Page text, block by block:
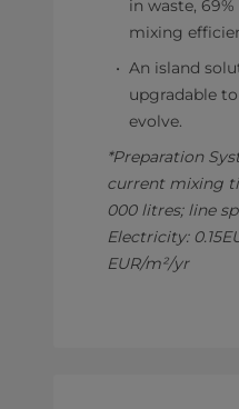
in waste,
mixing
An island
upgradable
evolve.
*Preparation
current mixing
000 litres; line
Electricity:
EUR/m²/yr